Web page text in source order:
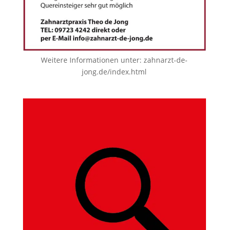
Weitere Informationen unter:zahnarzt-de-
jong.de/index.html